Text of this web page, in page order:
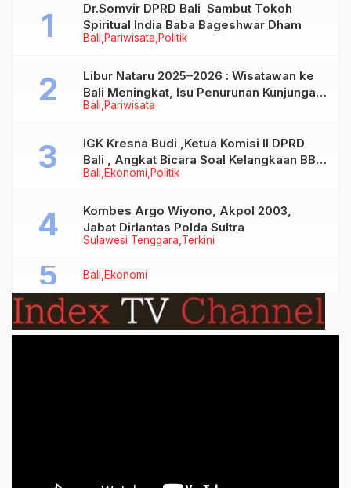
Bali Pariwisata Politik
Dr.Somvir DPRD Bali Sambut Tokoh
Spiritual India Baba Bageshwar Dham
Bali Pariwisata
Libur Nataru 2025–2026 : Wisatawan ke
Bali Meningkat, Isu Penurunan Kunjungan
Tidak Benar
Bali Ekonomi Politik
IGK Kresna Budi ,Ketua Komisi II DPRD
Bali , Angkat Bicara Soal Kelangkaan BBM
Bersubsidi Jenis Solar
Sulawesi Tenggara Terkini
Kombes Argo Wiyono, Akpol 2003,
Jabat Dirlantas Polda Sultra
Bali Ekonomi